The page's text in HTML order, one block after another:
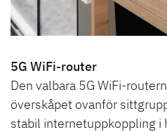
5G WiFi-router
Den valbara 5G WiFi-
överskåpet ovanför
stabil internetuppkoppling i